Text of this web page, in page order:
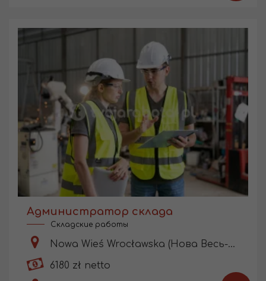
Администратор склада
Складские работы
Nowa Wieś Wrocławska (Нова Весь-Вроцлавська)
6180 zł netto